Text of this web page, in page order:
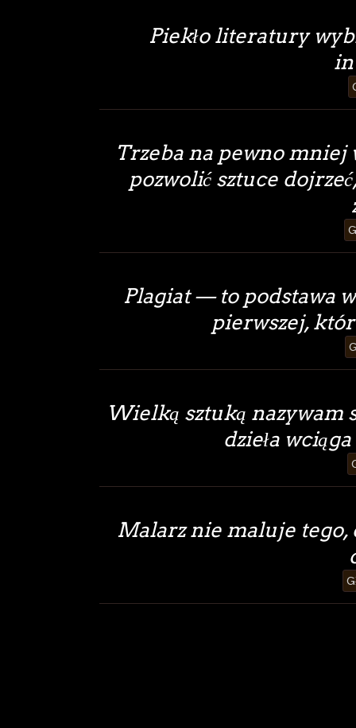
Piekło literatury
Trzeba na pewno mniej
pozwolić sztuce
Plagiat — to podstawa
pierwszej,
Wielką sztuką nazywam
dzieła
Malarz nie maluje tego,